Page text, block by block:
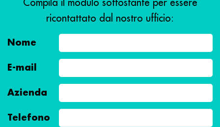
ricontattato dal nostro ufficio:
Nome
E-mail
Azienda
Telefono